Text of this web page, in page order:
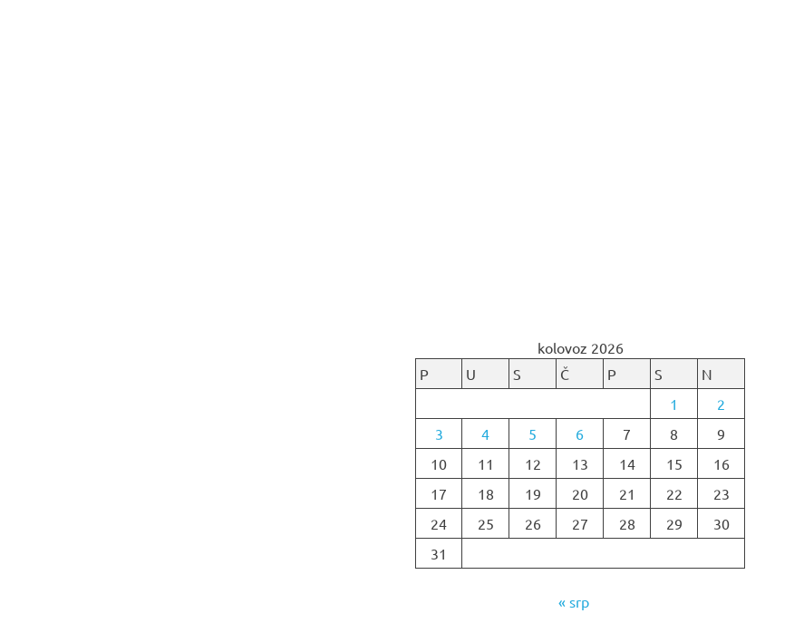
kolovoz 2026
P
U S Č P S
N
1
2
3
4 5 6 7 8
9
10
11 12 13 14 15
16
17
18 19 20 21 22
23
24
25 26 27 28 29
30
31
« srp